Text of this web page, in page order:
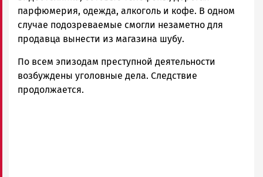
парфюмерия, одежда, алкоголь и кофе. В одном
случае подозреваемые смогли незаметно для
продавца вынести из магазина шубу.
По всем эпизодам преступной деятельности
возбуждены уголовные дела. Следствие
продолжается.